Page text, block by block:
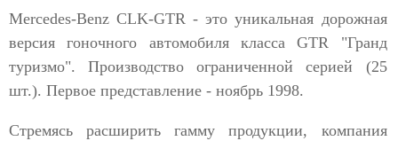
Mercedes-Benz CLK-GTR - это уникальная дорожная
версия гоночного автомобиля класса GTR "Гранд
туризмо". Производство ограниченной серией (25
шт.). Первое представление - ноябрь 1998.
Стремясь расширить гамму продукции, компания